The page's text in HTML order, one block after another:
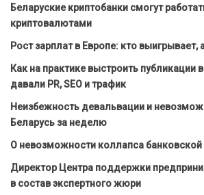
Беларуские криптобанки смогут
криптовалютами
Рост зарплат в Европе: кто выигрывает,
Как на практике выстроить публикации
давали PR, SEO и трафик
Неизбежность девальвации и
Беларусь за неделю
О невозможности коллапса
Директор Центра поддержки
в состав экспертного жюри